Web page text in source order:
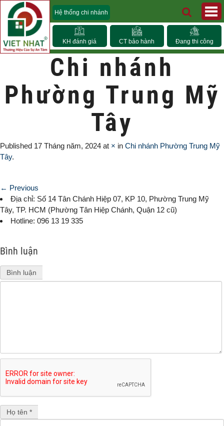
Hệ thống chi nhánh
KH đánh giá CT bảo hành Đang thi công
Chi nhánh
Phường Trung Mỹ
Tây
Published 17 Tháng năm, 2024 at × in Chi nhánh Phường Trung Mỹ
Tây.
← Previous
Địa chỉ: Số 14 Tân Chánh Hiệp 07, KP 10, Phường Trung Mỹ
Tây, TP. HCM (Phường Tân Hiệp Chánh, Quận 12 cũ)
Hotline: 096 13 19 335
Bình luận
Bình luận
Họ tên *